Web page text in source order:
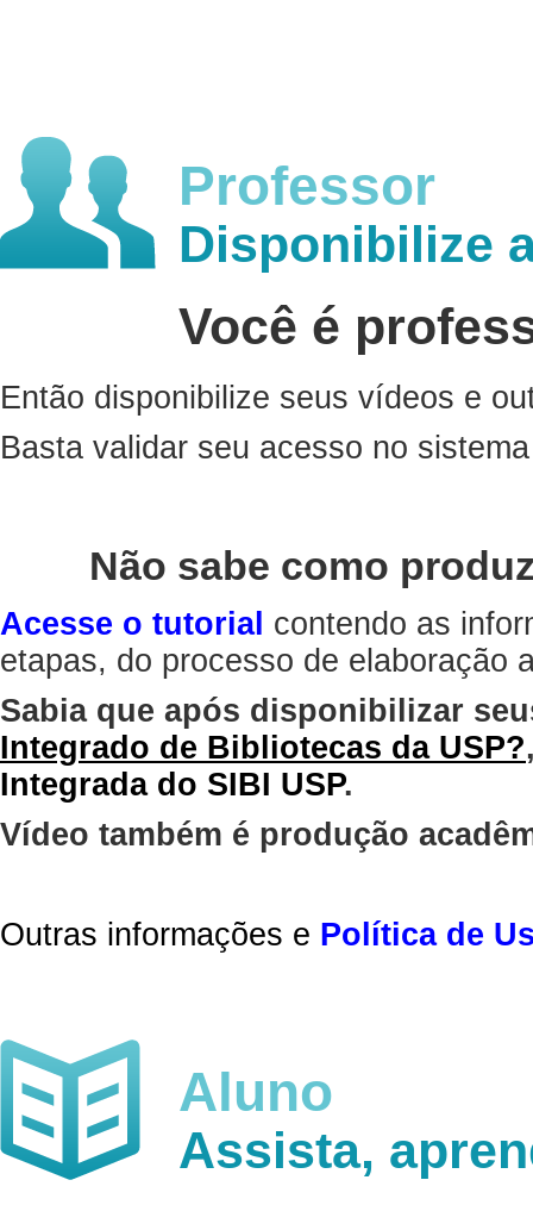
Professor
Disponibilize
Você é
Então disponibilize seus vídeos e
Basta validar seu acesso no
Não sabe como
Acesse o tutorial contendo as
etapas, do processo de elaboração
Sabia que após disponibilizar
Integrado de Bibliotecas da USP?
Integrada do SIBI USP.
Vídeo também é produção
Outras informações e Política de
Aluno
Assista,